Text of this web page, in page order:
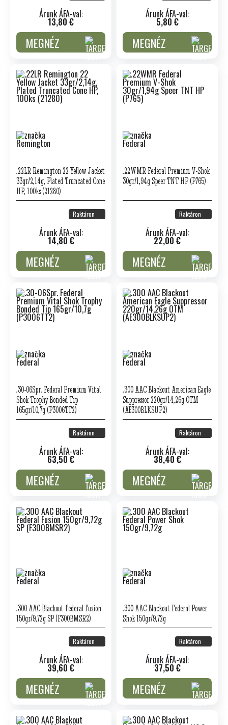
Árunk ÁFA-val:
13,80 €
MEGNÉZ
Árunk ÁFA-val:
5,80 €
MEGNÉZ
.22LR Remington 22 Yellow Jacket
33gr/2,14g, Plated Truncated Cone
HP, 100ks (21280)
Raktáron
Árunk ÁFA-val:
14,80 €
MEGNÉZ
.22WMR Federal Premium V-Shok
30gr/1,94g Speer TNT HP (P765)
Raktáron
Árunk ÁFA-val:
22,00 €
MEGNÉZ
.30-06Spr. Federal Premium Vital
Shok Trophy Bonded Tip
165gr/10,7g (P3006TT2)
Raktáron
Árunk ÁFA-val:
63,50 €
MEGNÉZ
.300 AAC Blackout American Eagle
Suppressor 220gr/14,26g OTM
(AE300BLKSUP2)
Raktáron
Árunk ÁFA-val:
38,40 €
MEGNÉZ
.300 AAC Blackout Federal Fusion
150gr/9,72g SP (F300BMSR2)
Raktáron
Árunk ÁFA-val:
39,60 €
MEGNÉZ
.300 AAC Blackout Federal Power
Shok 150gr/9,72g
Raktáron
Árunk ÁFA-val:
37,50 €
MEGNÉZ